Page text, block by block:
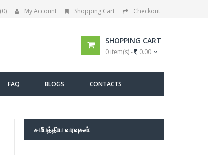
My Account Shopping Cart Checkout
SHOPPING CART
0 item(s) - 0.00
FAQ BLOGS CONTACTS
சமீபத்திய வரவுகள்